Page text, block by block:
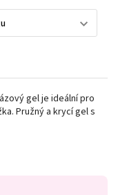
gel je ideální pro
Pružný a krycí gel s